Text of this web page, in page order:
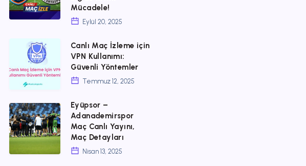
Saati,
Kanalı
Detaylar
Maçı
Canlı
Süper
Lig’de
Kritik
Mücadele!
Eylül 20, 2025
İzleme
VPN
Kullanımı:
Güvenli
Yöntemler
Canlı Maç İzleme için
VPN Kullanımı:
Güvenli Yöntemler
Temmuz 12, 2025
Eyüpsor
–
Adanademirspor
Maç
Eyüpsor –
Adanademirspor
Maç Canlı Yayını,
Maç Detayları
Nisan 13, 2025